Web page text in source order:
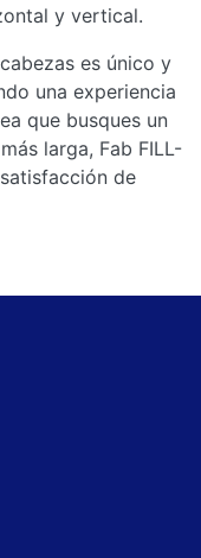
y vertical.
es único y
una experiencia
que busques un
larga, Fab FILL-
de